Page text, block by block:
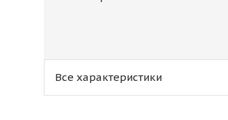
Все характеристики